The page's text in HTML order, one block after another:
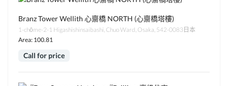
Branz Tower Wellith 心齋橋 NORTH (心齋橋塔樓)
1-chōme-2-1 Higashishinsaibashi, Chuo Ward, Osaka, 542-0083日本
Area: 100.81
Call for price